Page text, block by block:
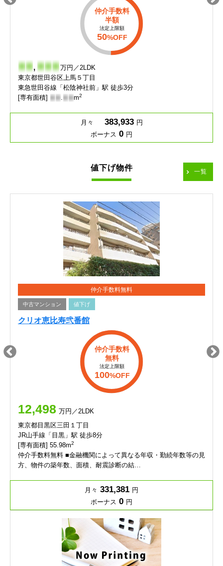
仲介手数料
半額
法定上限額
50%OFF
- - ,- - - 万円／2LDK
東京都世田谷区上馬５丁目
東急世田谷線「松陰神社前」駅 徒歩3分
[専有面積] - - .- - m2
月々 383,933 円
ボーナス 0 円
値下げ物件 一覧
仲介手数料無料
中古マンション 値下げ
クリオ恵比寿弐番館
仲介手数料
無料
法定上限額
100%OFF
12,498 万円／2LDK
東京都目黒区三田１丁目
JR山手線「目黒」駅 徒歩8分
[専有面積] 55.98m2
仲介手数料無料 ■金融機関によって異なる年収・勤続年数等の見
方、物件の築年数、面積、耐震診断の結…
月々 331,381 円
ボーナス 0 円